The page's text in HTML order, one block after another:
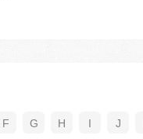
F G H I J